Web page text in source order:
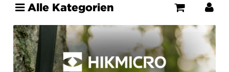
Alle Kategorien